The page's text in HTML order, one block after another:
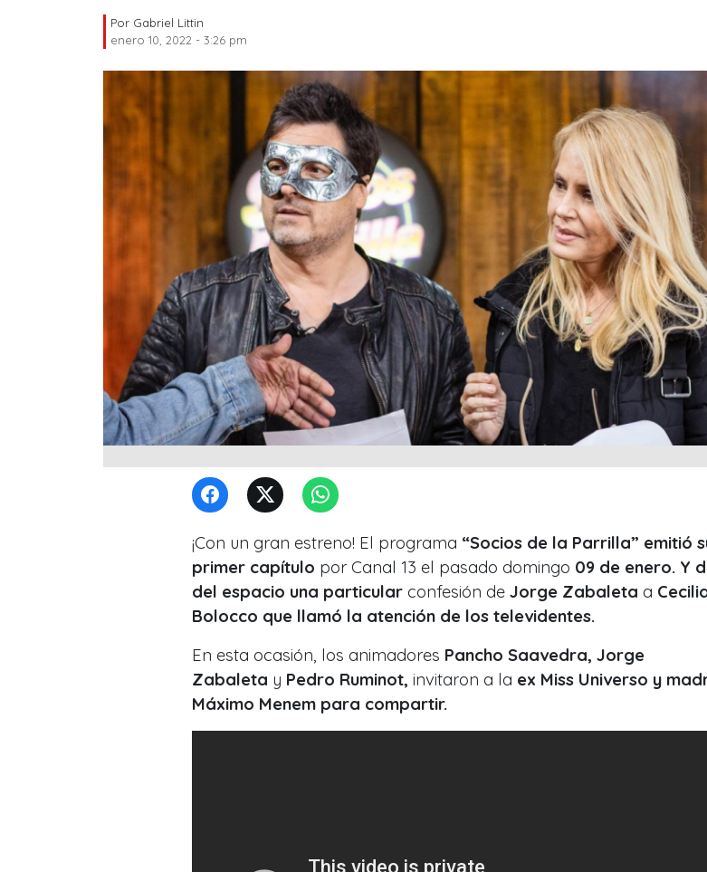
Por Gabriel Littin
enero 10, 2022 - 3:26 pm
¡Con un gran estreno! El programa “Socios de la Parrilla” emitió
primer capítulo por Canal 13 el pasado domingo 09 de enero. Y
del espacio una particular confesión de Jorge Zabaleta a
Bolocco que llamó la atención de los televidentes.
En esta ocasión, los animadores Pancho Saavedra, Jorge
Zabaleta y Pedro Ruminot, invitaron a la ex Miss Universo y
Máximo Menem para compartir.